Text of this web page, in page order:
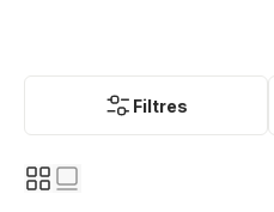
Filtres